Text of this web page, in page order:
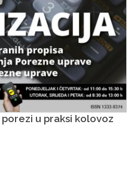
u praksi kolovoz